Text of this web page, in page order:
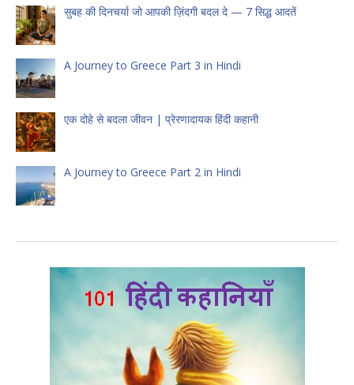
सुबह की दिनचर्या जो आपकी ज़िंदगी बदल दे — 7 सिद्ध आदतें
A Journey to Greece Part 3 in Hindi
एक दोहे से बदला जीवन | प्रेरणादायक हिंदी कहानी
A Journey to Greece Part 2 in Hindi